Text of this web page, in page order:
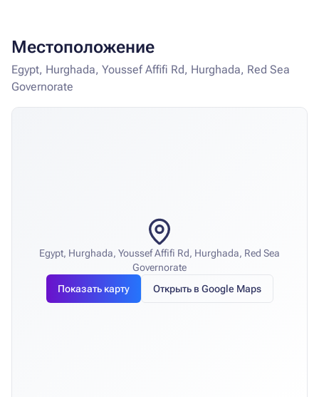
Местоположение
Egypt, Hurghada, Youssef Affifi Rd, Hurghada, Red Sea
Governorate
Egypt, Hurghada, Youssef Affifi Rd, Hurghada, Red Sea
Governorate
Показать карту
Открыть в Google Maps